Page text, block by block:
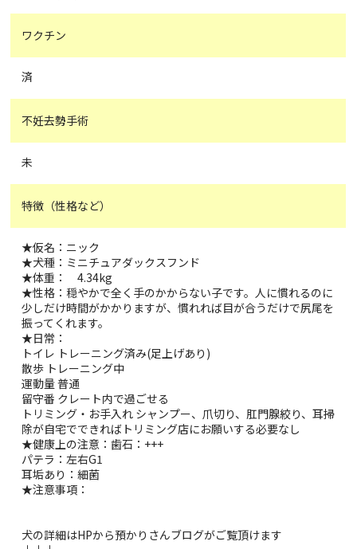
ワクチン
済
不妊去勢手術
未
特徴（性格など）
★仮名：ニック
★犬種：ミニチュアダックスフンド
★体重： 4.34kg
★性格：穏やかで全く手のかからない子です。人に慣れるのに
少しだけ時間がかかりますが、慣れれば目が合うだけで尻尾を
振ってくれます。
★日常：
トイレ トレーニング済み(足上げあり)
散歩 トレーニング中
運動量 普通
留守番 クレート内で過ごせる
トリミング・お手入れ シャンプー、爪切り、肛門腺絞り、耳掃
除が自宅でできればトリミング店にお願いする必要なし
★健康上の注意：歯石：+++
パテラ：左右G1
耳垢あり：細菌
★注意事項：
犬の詳細はHPから預かりさんブログがご覧頂けます